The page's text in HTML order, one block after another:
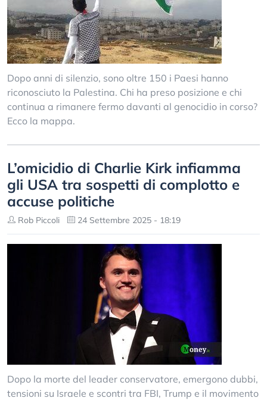
Dopo anni di silenzio, sono oltre 150 i Paesi hanno
riconosciuto la Palestina. Chi ha preso posizione e chi
continua a rimanere fermo davanti al genocidio in corso?
Ecco la mappa.
L’omicidio di Charlie Kirk infiamma
gli USA tra sospetti di complotto e
accuse politiche
Rob Piccoli 24 Settembre 2025 - 18:19
Dopo la morte del leader conservatore, emergono dubbi,
tensioni su Israele e scontri tra FBI, Trump e il movimento